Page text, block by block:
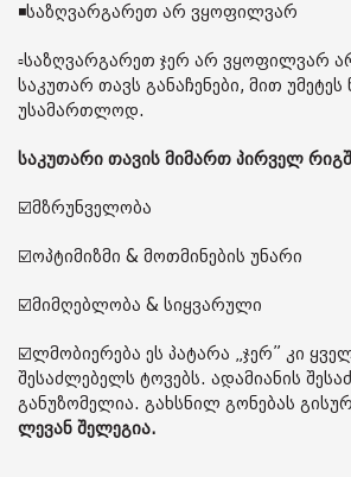
◾️საზღვარგარეთ არ ვყოფილვარ
▫️საზღვარგარეთ ჯერ არ ვყოფილვარ
საკუთარ თავს განაჩენები, მით
უსამართლოდ.
საკუთარი თავის მიმართ პირველ
☑️მზრუნველობა
☑️ოპტიმიზმი & მოთმინების უნარი
☑️მიმღებლობა & სიყვარული
☑️ლმობიერება ეს პატარა „ჯერ” კი
შესაძლებელს ტოვებს. ადამიანის
განუზომელია. გახსნილ გონებას
ლევან შელეგია.